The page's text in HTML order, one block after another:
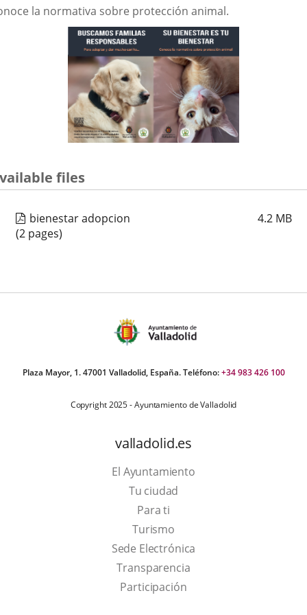
externa.externa.
la normativa sobre protección animal.
files
bienestar adopcion 4.2 MB
(2 pages)
Plaza Mayor, 1. 47001 Valladolid, España. Teléfono:+34 983 426 100
Copyright 2025 - Ayuntamiento de Valladolid
valladolid.es
El Ayuntamiento
Tu ciudad
Para ti
TurismoThis
link
will
open
Sede Electrónica
Transparencia
Participación